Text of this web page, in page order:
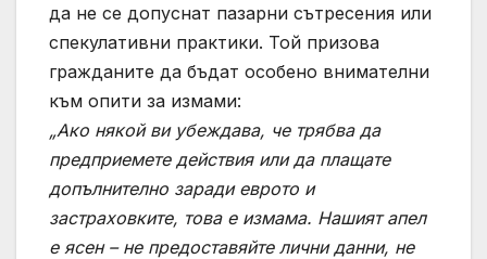
да не се допуснат пазарни сътресения или
спекулативни практики. Той призова
гражданите да бъдат особено внимателни
към опити за измами:
„Ако някой ви убеждава, че трябва да
предприемете действия или да плащате
допълнително заради еврото и
застраховките, това е измама. Нашият апел
е ясен – не предоставяйте лични данни, не